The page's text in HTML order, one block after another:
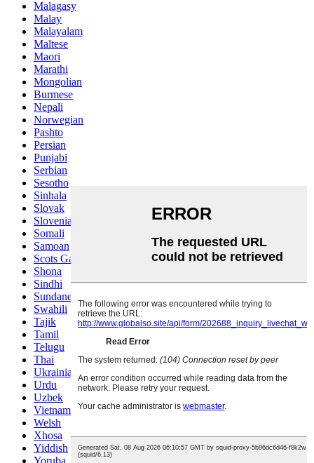
Malagasy
Malay
Malayalam
Maltese
Maori
Marathi
Mongolian
Burmese
Nepali
Norwegian
Pashto
Persian
Punjabi
Serbian
Sesotho
Sinhala
Slovak
Slovenian
Somali
Samoan
Scots Gaelic
Shona
Sindhi
Sundanese
Swahili
Tajik
Tamil
Telugu
Thai
Ukrainian
Urdu
Uzbek
Vietnamese
Welsh
Xhosa
Yiddish
Yoruba